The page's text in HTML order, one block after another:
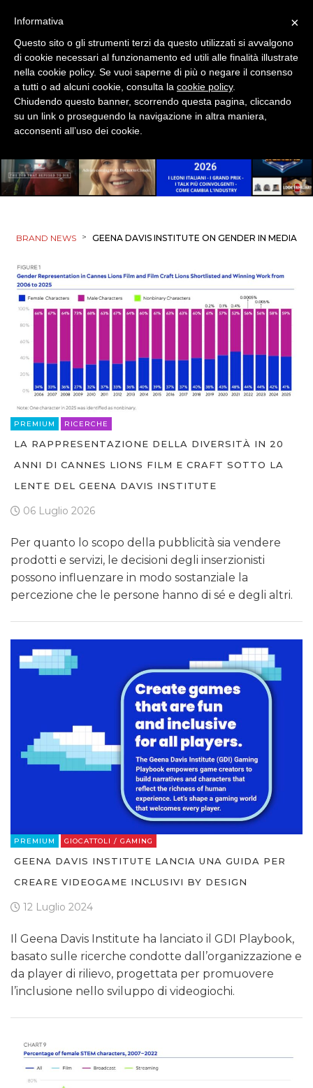
BRAND NEWS > GEENA DAVIS INSTITUTE ON GENDER IN MEDIA
PREMIUM RICERCHE
LA RAPPRESENTAZIONE DELLA DIVERSITÀ IN 20
ANNI DI CANNES LIONS FILM E CRAFT SOTTO LA
LENTE DEL GEENA DAVIS INSTITUTE
06 Luglio 2026
Per quanto lo scopo della pubblicità sia vendere
prodotti e servizi, le decisioni degli inserzionisti
possono influenzare in modo sostanziale la
percezione che le persone hanno di sé e degli altri.
PREMIUM GIOCATTOLI / GAMING
GEENA DAVIS INSTITUTE LANCIA UNA GUIDA PER
CREARE VIDEOGAME INCLUSIVI BY DESIGN
12 Luglio 2024
Il Geena Davis Institute ha lanciato il GDI Playbook,
basato sulle ricerche condotte dall’organizzazione e
da player di rilievo, progettata per promuovere
l’inclusione nello sviluppo di videogiochi.
×
Informativa
Questo sito o gli strumenti terzi da questo utilizzati si avvalgono
di cookie necessari al funzionamento ed utili alle finalità illustrate
nella cookie policy. Se vuoi saperne di più o negare il consenso
a tutti o ad alcuni cookie, consulta la cookie policy.
Chiudendo questo banner, scorrendo questa pagina, cliccando
su un link o proseguendo la navigazione in altra maniera,
acconsenti all’uso dei cookie.